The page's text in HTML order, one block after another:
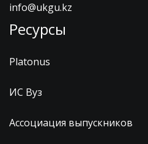
info@ukgu.kz
Ресурсы
Platonus
ИС Вуз
Ассоциация выпускников